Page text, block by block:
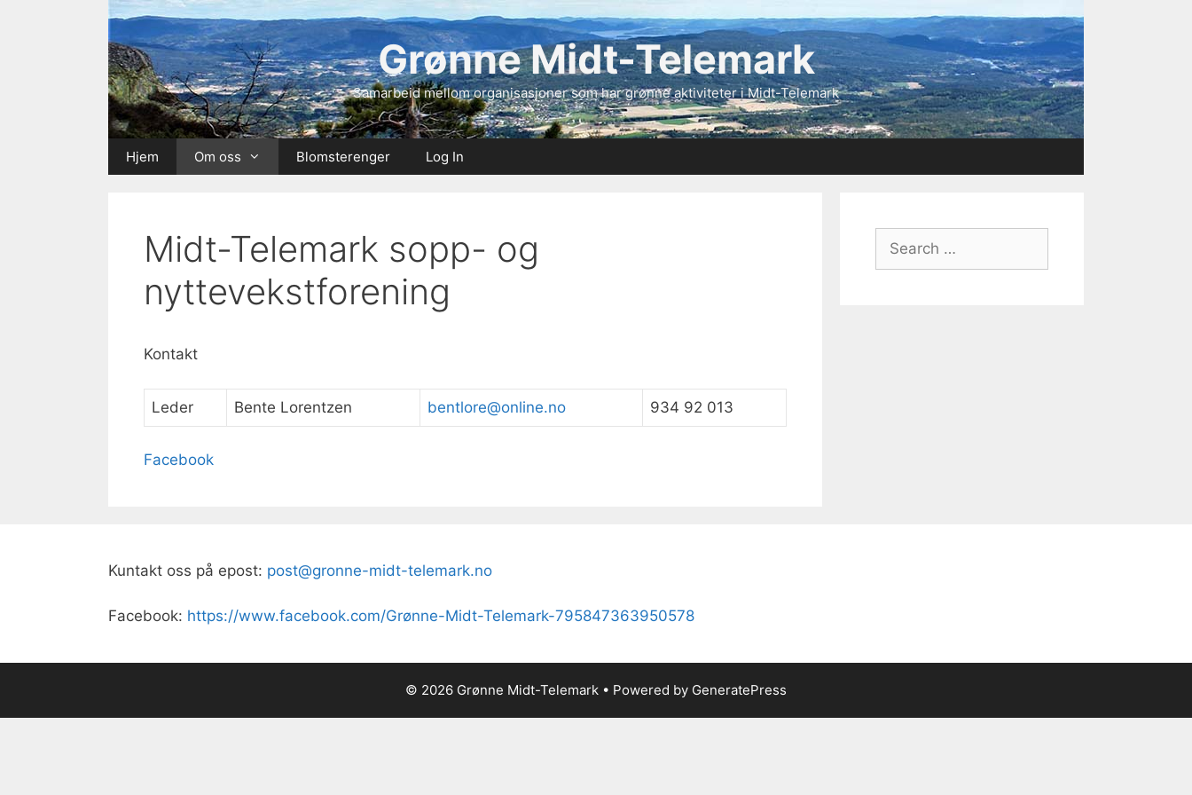
Grønne Midt-Telemark
Samarbeid mellom organisasjoner som har grønne aktiviteter i Midt-Telemark
Hjem Om oss Blomsterenger Log In
Midt-Telemark sopp- og
nyttevekstforening
Kontakt
Leder Bente Lorentzen bentlore@online.no 934 92 013
Facebook
Search
for:
Kuntakt oss på epost: post@gronne-midt-telemark.no
Facebook: https://www.facebook.com/Grønne-Midt-Telemark-795847363950578
© 2026 Grønne Midt-Telemark • Powered by GeneratePress